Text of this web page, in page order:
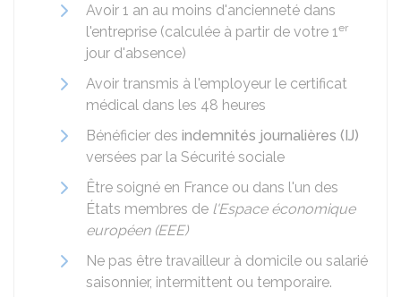
Avoir 1 an au moins d'ancienneté dans
l'entreprise (calculée à partir de votre 1er
jour d'absence)
Avoir transmis à l'employeur le certificat
médical dans les 48 heures
Bénéficier des indemnités journalières (IJ)
versées par la Sécurité sociale
Être soigné en France ou dans l'un des
États membres de l'Espace économique
européen (EEE)
Ne pas être travailleur à domicile ou salarié
saisonnier, intermittent ou temporaire.